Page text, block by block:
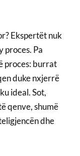
Ekspertët nuk
proces. Pa
proces: burrat
duke nxjerrë
ideal. Sot,
qenve, shumë
dhe